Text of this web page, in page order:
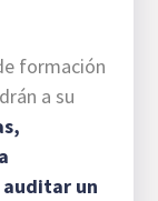
formación
a su
un